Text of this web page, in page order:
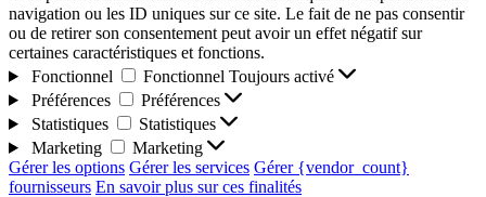
navigation ou les ID uniques sur ce site. Le fait de ne pas consentir
ou de retirer son consentement peut avoir un effet négatif sur
certaines caractéristiques et fonctions.
Fonctionnel
Fonctionnel Toujours activé
Préférences
Préférences
Statistiques
Statistiques
Marketing
Marketing
Gérer les options Gérer les services Gérer {vendor_count}
fournisseurs En savoir plus sur ces finalités